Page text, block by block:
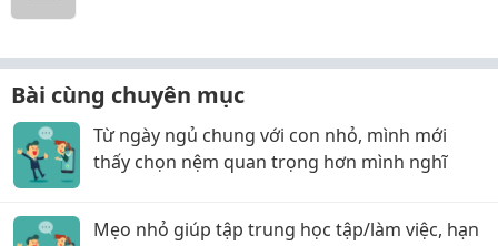
Bài cùng chuyên mục
Từ ngày ngủ chung với con nhỏ, mình mới
thấy chọn nệm quan trọng hơn mình nghĩ
Mẹo nhỏ giúp tập trung học tập/làm việc, hạn